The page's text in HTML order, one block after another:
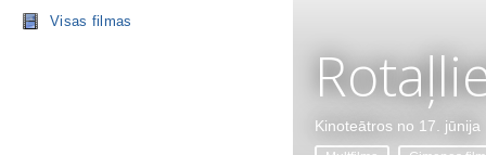
Visas filmas
Kinoteātros no 17. jūnija